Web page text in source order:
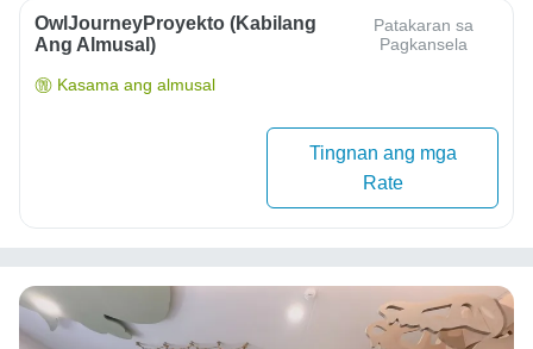
OwlJourneyProyekto (Kabilang
Ang Almusal)
Patakaran sa
Pagkansela
Kasama ang almusal
Tingnan ang mga
Rate